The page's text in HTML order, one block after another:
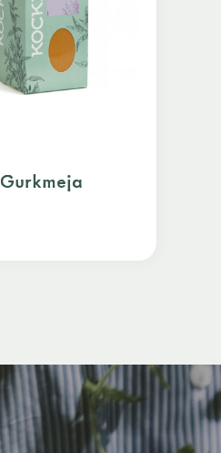
Gurkmeja